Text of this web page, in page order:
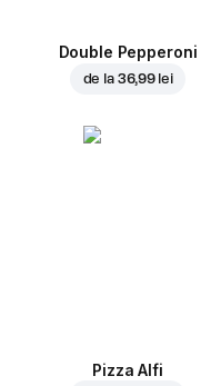
Double Pepperoni
de la 36,99 lei
Pizza Alfi